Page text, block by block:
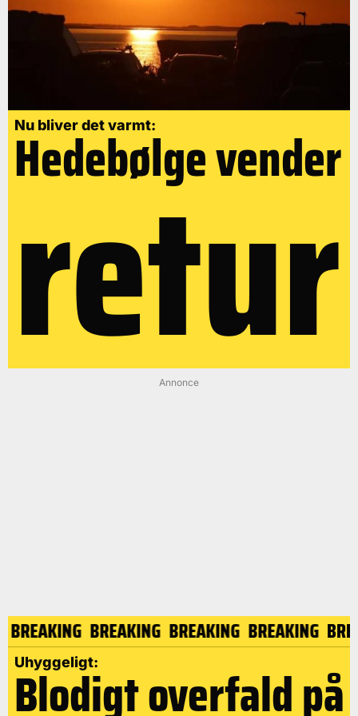
Nu bliver det varmt:
Hedebølge vender
retur
Annonce
BREAKING BREAKING BREAKING BREAKING
Uhyggeligt:
Blodigt overfald på